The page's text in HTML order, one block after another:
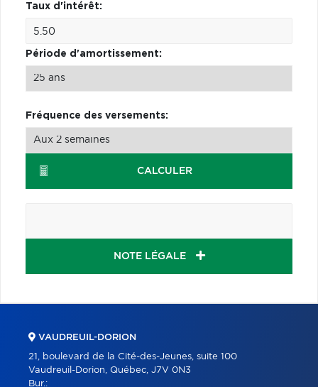
Taux d'intérêt:
Période d'amortissement:
Fréquence des versements:
CALCULER
NOTE LÉGALE
VAUDREUIL-DORION
21, boulevard de la Cité-des-Jeunes, suite 100
Vaudreuil-Dorion, Québec, J7V 0N3
Bur.: